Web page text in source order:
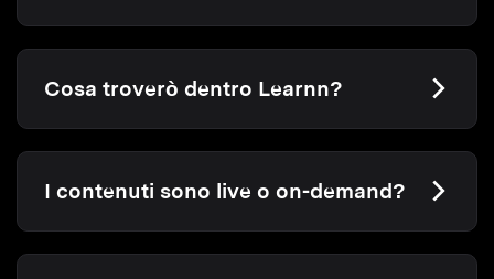
Cosa troverò dentro Learnn?
I contenuti sono live o on-demand?